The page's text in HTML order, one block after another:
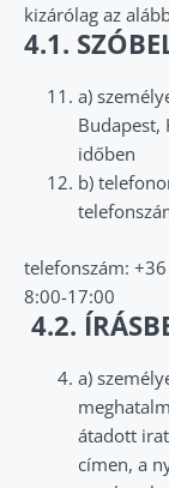
kizárólag az
4.1.
a)
Budapest,
időben
b)
telefonszám:
8:00-17:00
4.2.
a)
átadott
címen, a